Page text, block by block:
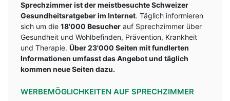
Sprechzimmer ist der meistbesuchte Schweizer
Gesundheitsratgeber im Internet. Täglich informieren
sich um die 18'000 Besucher auf Sprechzimmer über
Gesundheit und Wohlbefinden, Prävention, Krankheit
und Therapie. Über 23'000 Seiten mit fundlerten
Informationen umfasst das Angebot und täglich
kommen neue Seiten dazu.
WERBEMÖGLICHKEITEN AUF SPRECHZIMMER